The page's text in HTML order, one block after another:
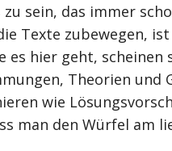
sein, das immer
Texte zubewegen,
es hier geht,
Theorien und
wie
man den Würfel am